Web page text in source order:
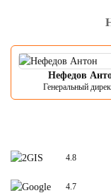
Нефедов
Генеральный
4.8
4.7